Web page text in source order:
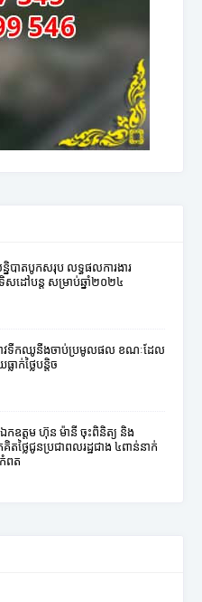
បាតបូកសរុប លទ្ធផលការងារ
ដៅបន្ត សម្រាប់ឆ្នាំ២០២៤
ាវទឹកឈូនឹងចាប់ប្រមូលផល ខណៈដែល
ាក់ថ្លៃបន្តិច
ឯកឧត្តម ហ៊ុន ម៉ានី ចុះពិនិត្យ និង
ថ្លៃជូនប្រជាពលរដ្ឋជាង ៤ពាន់នាក់
ពត